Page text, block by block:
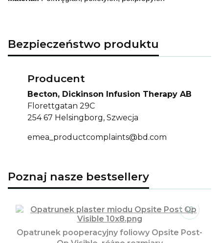
Bezpieczeństwo produktu
Producent
Becton, Dickinson Infusion Therapy AB
Florettgatan 29C
254 67 Helsingborg, Szwecja
emea_productcomplaints@bd.com
Poznaj nasze bestsellery
Opatrunek pooperacyjny foliowy Opsite Post-